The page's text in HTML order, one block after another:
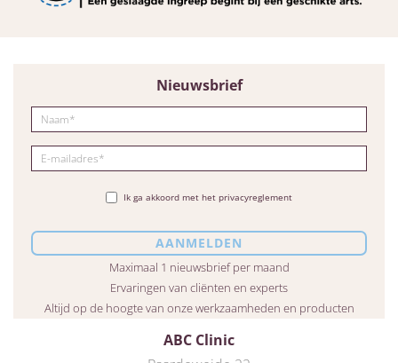
ABC Clinic
Nieuwsbrief
Ik ga akkoord met het privacyreglement
Maximaal 1 nieuwsbrief per maand
Ervaringen van cliënten en experts
Altijd op de hoogte van onze werkzaamheden en producten